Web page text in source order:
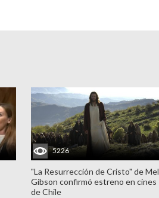
5226
"La Resurrección de Cristo" de Mel
Gibson confirmó estreno en cines
de Chile